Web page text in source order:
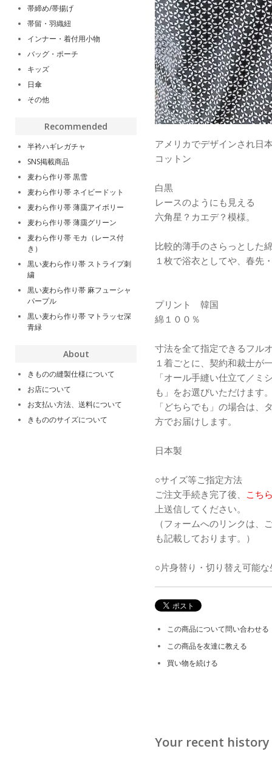
アメリカでデザインされ日
コットン
白黒
レースのようにも見える
六角星？カエデ？模様。
比較的薄手のさらっとした
１枚で浴衣としてや、春先
プリント 韓国
綿１００％
寸法を全て指定できるフル
１着ごとに、契約和裁士が
「オール手縫い仕立て／ミ
も」をお選びいただけます
「どちらでも」の場合は、
方でお届けします。
日本製
○サイズ等ご指定方法
ご注文手続き完了後、 こち
上送信してください。
（フォームへのリンクは、
も記載しております。）
○片身替り・切り替え可能
この商品について問い合わせる
この商品を友達に教える
買い物を続ける
Your recent history
帯締め/帯揚げ
帯留・羽織紐
インナー・着付用小物
バッグ・ポーチ
キッズ
日傘
その他
Recommended
半衿ハギレガチャ
SNS掲載商品
麦わら作り帯 黒雪
麦わら作り帯 ネイビードット
麦わら作り帯 薄靄アイボリー
麦わら作り帯 薄靄グリーン
麦わら作り帯 モカ（レース付
き）
黒い麦わら作り帯 ストライプ刺
繍
黒い麦わら作り帯 麻フューシャ
パープル
黒い麦わら作り帯 マトラッセ深
青緑
About
きものの縫製仕様について
お店について
お支払い方法、送料について
きもののサイズについて